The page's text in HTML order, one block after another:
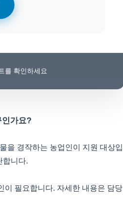
를 확인하세요
인가요?
을 경작하는 농업인이 지원 대상입
합니다.
이 필요합니다. 자세한 내용은 담당